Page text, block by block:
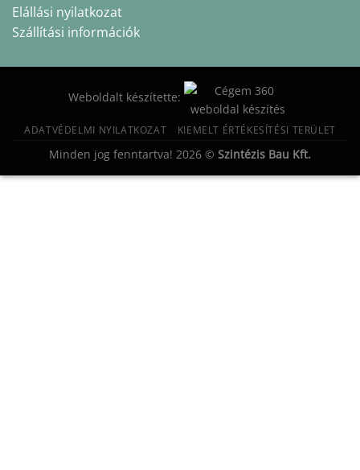
Elállási nyilatkozat
Szállítási információk
Weboldalt készítette:
ADATVÉDELMI NYILATKOZAT KIEMELT ÉRTÉKESÍTÉSI TERÜLET
Minden jog fenntartva! 2026 © Szintézis Bau Kft.